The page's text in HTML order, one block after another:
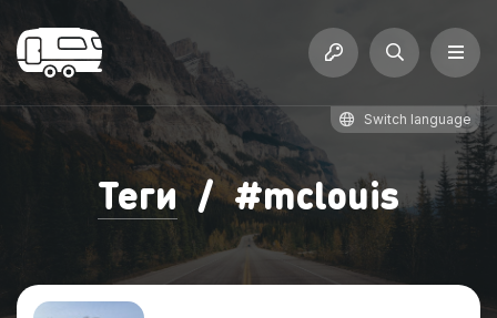
Switch language
Теги / #mclouis